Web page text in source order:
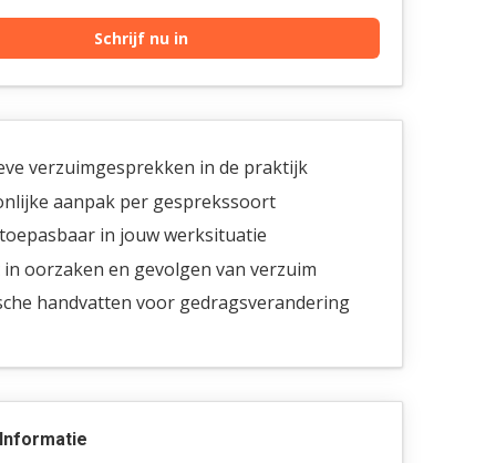
Schrijf nu in
verzuimgesprekken in de praktijk
aanpak per gesprekssoort
in jouw werksituatie
oorzaken en gevolgen van verzuim
handvatten voor gedragsverandering